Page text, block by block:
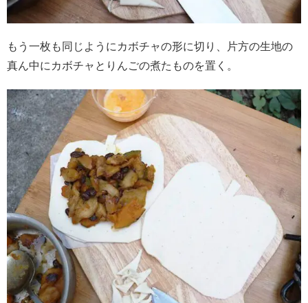
もう一枚も同じようにカボチャの形に切り、片方の生地の
真ん中にカボチャとりんごの煮たものを置く。